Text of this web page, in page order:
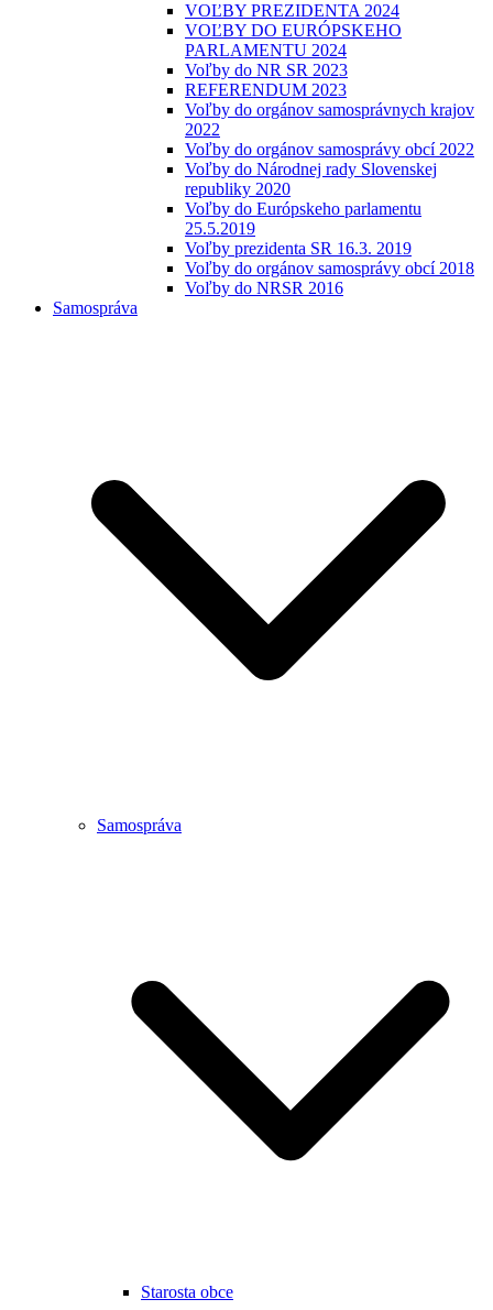
VOĽBY PREZIDENTA 2024
VOĽBY DO EURÓPSKEHO
PARLAMENTU 2024
Voľby do NR SR 2023
REFERENDUM 2023
Voľby do orgánov samosprávnych krajov
2022
Voľby do orgánov samosprávy obcí 2022
Voľby do Národnej rady Slovenskej
republiky 2020
Voľby do Európskeho parlamentu
25.5.2019
Voľby prezidenta SR 16.3. 2019
Voľby do orgánov samosprávy obcí 2018
Voľby do NRSR 2016
Samospráva
Samospráva
Starosta obce